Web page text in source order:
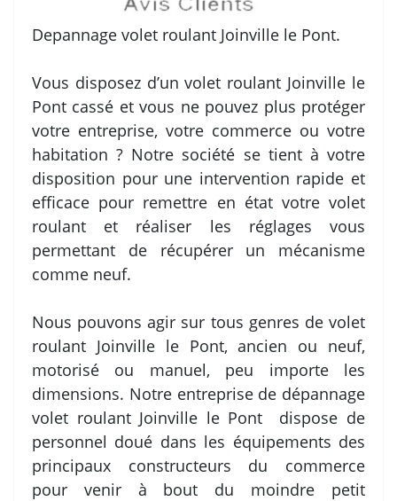
Depannage volet roulant Joinville le Pont.
Vous disposez d’un volet roulant Joinville le
Pont cassé et vous ne pouvez plus protéger
votre entreprise, votre commerce ou votre
habitation ? Notre société se tient à votre
disposition pour une intervention rapide et
efficace pour remettre en état votre volet
roulant et réaliser les réglages vous
permettant de récupérer un mécanisme
comme neuf.
Nous pouvons agir sur tous genres de volet
roulant Joinville le Pont, ancien ou neuf,
motorisé ou manuel, peu importe les
dimensions. Notre entreprise de dépannage
volet roulant Joinville le Pont dispose de
personnel doué dans les équipements des
principaux constructeurs du commerce
pour venir à bout du moindre petit